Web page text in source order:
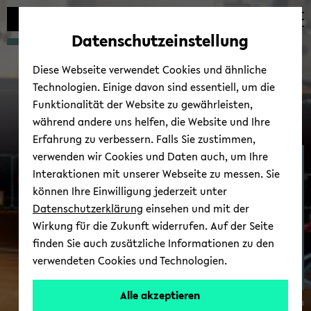
Automatische
vermeiden
zum
wechseln
zum
wechseln
zum
wechseln
Phy­sik und ihre Di­dak­tik
© Uni­ver­si­tät Bie­le­feld
Datenschutzeinstellung
Diese Webseite verwendet Cookies und ähnliche
Technologien. Einige davon sind essentiell, um die
Funktionalität der Website zu gewährleisten,
während andere uns helfen, die Website und Ihre
Erfahrung zu verbessern. Falls Sie zustimmen,
verwenden wir Cookies und Daten auch, um Ihre
Interaktionen mit unserer Webseite zu messen. Sie
können Ihre Einwilligung jederzeit unter
Datenschutzerklärung einsehen und mit der
Wirkung für die Zukunft widerrufen. Auf der Seite
finden Sie auch zusätzliche Informationen zu den
verwendeten Cookies und Technologien.
Alle akzeptieren